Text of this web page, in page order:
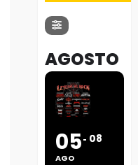
AGOSTO
05
AGO
08